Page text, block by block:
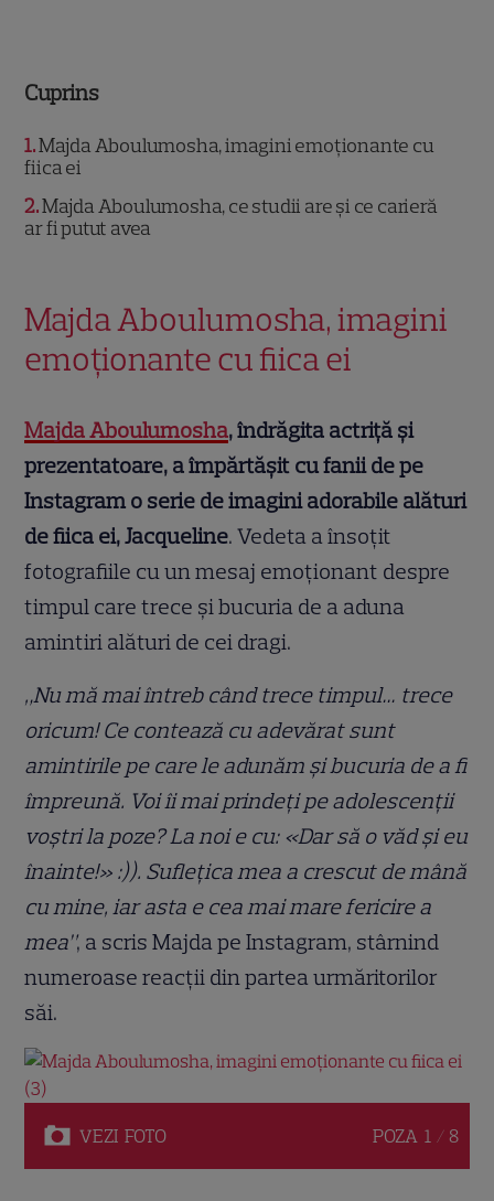
Cuprins
1 Majda Aboulumosha, imagini emoționante cu
fiica ei
2 Majda Aboulumosha, ce studii are și ce carieră
ar fi putut avea
Majda Aboulumosha, imagini
emoționante cu fiica ei
Majda Aboulumosha, îndrăgita actriță și
prezentatoare, a împărtășit cu fanii de pe
Instagram o serie de imagini adorabile alături
de fiica ei, Jacqueline. Vedeta a însoțit
fotografiile cu un mesaj emoționant despre
timpul care trece și bucuria de a aduna
amintiri alături de cei dragi.
„Nu mă mai întreb când trece timpul… trece
oricum! Ce contează cu adevărat sunt
amintirile pe care le adunăm și bucuria de a fi
împreună. Voi îi mai prindeți pe adolescenții
voștri la poze? La noi e cu: «Dar să o văd și eu
înainte!» :)). Suflețica mea a crescut de mână
cu mine, iar asta e cea mai mare fericire a
mea”, a scris Majda pe Instagram, stârnind
numeroase reacții din partea urmăritorilor
săi.
VEZI FOTO POZA 1 / 8